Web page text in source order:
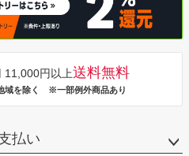
11,000円以上送料無料
域を除く ※一部例外商品あり
払い